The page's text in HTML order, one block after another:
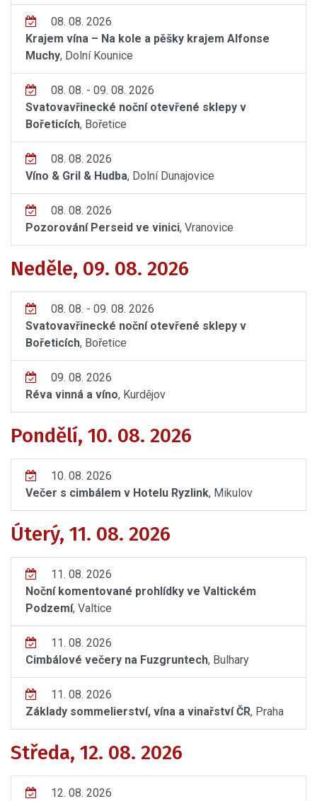
08. 08. 2026
Krajem vína – Na kole a pěšky krajem Alfonse
Muchy, Dolní Kounice
08. 08. - 09. 08. 2026
Svatovavřinecké noční otevřené sklepy v
Bořeticích, Bořetice
08. 08. 2026
Víno & Gril & Hudba, Dolní Dunajovice
08. 08. 2026
Pozorování Perseid ve vinici, Vranovice
Neděle, 09. 08. 2026
08. 08. - 09. 08. 2026
Svatovavřinecké noční otevřené sklepy v
Bořeticích, Bořetice
09. 08. 2026
Réva vinná a víno, Kurdějov
Pondělí, 10. 08. 2026
10. 08. 2026
Večer s cimbálem v Hotelu Ryzlink, Mikulov
Úterý, 11. 08. 2026
11. 08. 2026
Noční komentované prohlídky ve Valtickém
Podzemí, Valtice
11. 08. 2026
Cimbálové večery na Fuzgruntech, Bulhary
11. 08. 2026
Základy sommelierství, vína a vinařství ČR, Praha
Středa, 12. 08. 2026
12. 08. 2026